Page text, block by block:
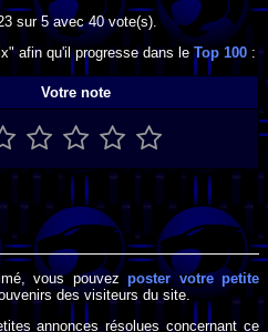
sur5avec40vote(s).
afin qu'il progresse dans le Top 100 :
Votre note
vous pouvezposter votre petite
des visiteurs du site.
annonces résolues concernant ce